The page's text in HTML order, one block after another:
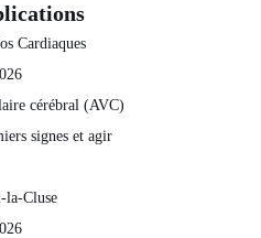
Cardiaques
cérébral (AVC)
signes et agir
la-Cluse